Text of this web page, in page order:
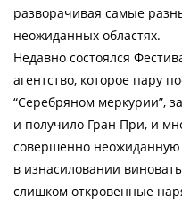
разворачивая самые
неожиданных областях.
Недавно состоялся
агентство, которое пару
“Серебряном меркурии”,
и получило Гран При, и
совершенно
в изнасиловании
слишком откровенные